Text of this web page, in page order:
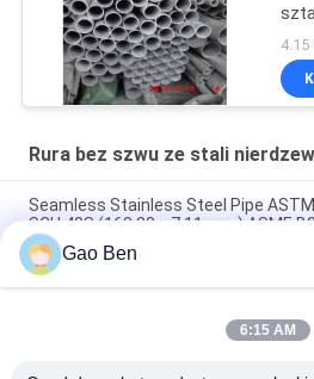
4.15
Rura bez szwu ze stali
Seamless Stainless Steel Pipe
SCH 40S (168.28 × 7.11 mm) ASME
C-276 N10276 Rura Hastelloy
Hastelloy C-276 Rura bez szwu
Rura ze stali nierdzewnej 431
Gao Ben
6:15 AM